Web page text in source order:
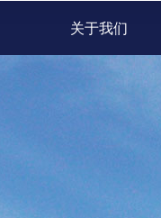
关于我们